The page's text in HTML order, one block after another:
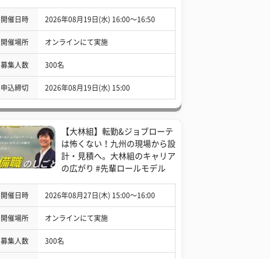
開催日時 2026年08月19日(水) 16:00〜16:50
開催場所 オンラインにて実施
募集人数 300名
申込締切 2026年08月19日(水) 15:00
【大林組】転勤&ジョブローテ
は怖くない！九州の現場から設
計・見積へ。大林組のキャリア
の広がり #先輩ロールモデル
開催日時 2026年08月27日(木) 15:00〜16:00
開催場所 オンラインにて実施
募集人数 300名